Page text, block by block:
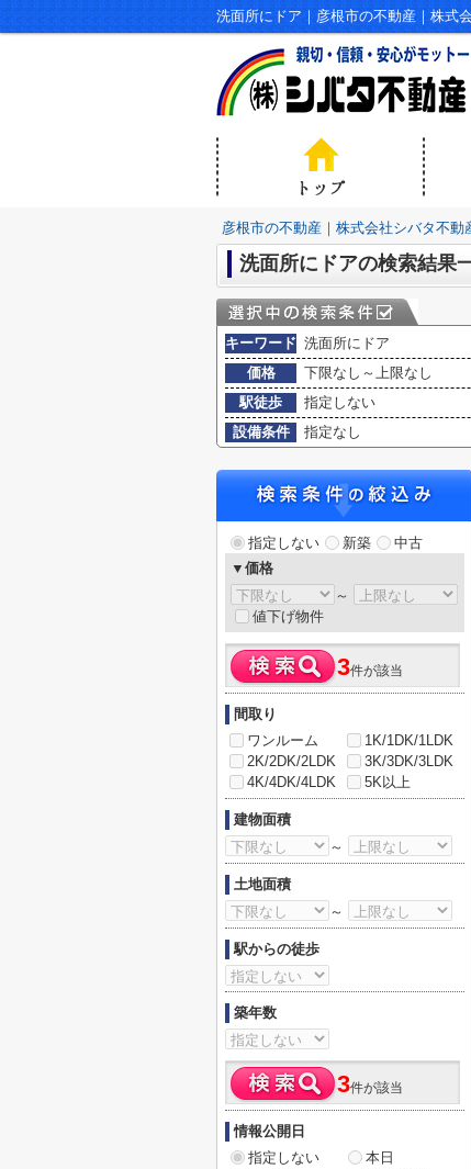
洗面所にドア｜彦根市の不動産｜株式
彦根市の不動産｜株式会社シバタ不動
洗面所にドアの検索結果
キーワード 洗面所にドア
価格
下限なし～上限なし
駅徒歩
指定しない
設備条件
指定なし
指定しない 新築
中古
▼価格
～
値下げ物件
3件が該当
間取り
ワンルーム
1K/1DK/1LDK
2K/2DK/2LDK
3K/3DK/3LDK
4K/4DK/4LDK
5K以上
建物面積
～
土地面積
～
駅からの徒歩
築年数
3件が該当
情報公開日
指定しない
本日